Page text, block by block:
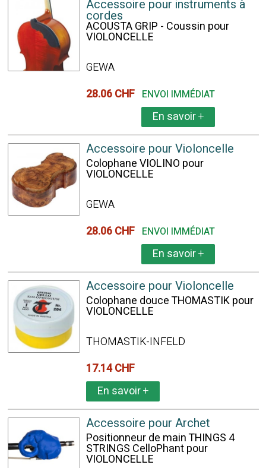
Accessoire pour instruments à
cordes
ACOUSTA GRIP - Coussin pour
VIOLONCELLE
GEWA
28.06 CHF ENVOI IMMÉDIAT
En savoir+
Accessoire pour Violoncelle
Colophane VIOLINO pour
VIOLONCELLE
GEWA
28.06 CHF ENVOI IMMÉDIAT
En savoir+
Accessoire pour Violoncelle
Colophane douce THOMASTIK pour
VIOLONCELLE
THOMASTIK-INFELD
17.14 CHF
En savoir+
Accessoire pour Archet
Positionneur de main THINGS 4
STRINGS CelloPhant pour
VIOLONCELLE